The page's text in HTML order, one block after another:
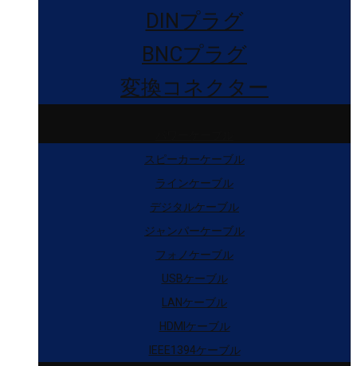
DINプラグ
BNCプラグ
変換コネクター
スピーカーケーブル
ラインケーブル
デジタルケーブル
ジャンパーケーブル
フォノケーブル
USBケーブル
LANケーブル
HDMIケーブル
IEEE1394ケーブル